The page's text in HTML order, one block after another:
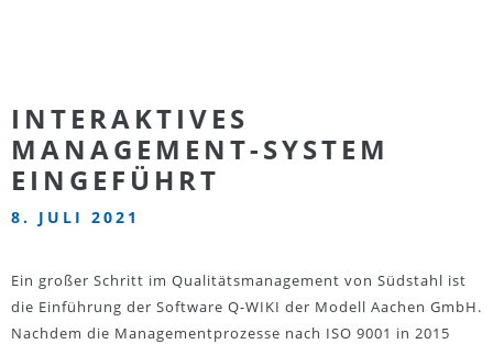
INTERAKTIVES
MANAGEMENT-SYSTEM
EINGEFÜHRT
8. JULI 2021
Ein großer Schritt im Qualitätsmanagement von Südstahl ist
die Einführung der Software Q-WIKI der Modell Aachen GmbH.
Nachdem die Managementprozesse nach ISO 9001 in 2015